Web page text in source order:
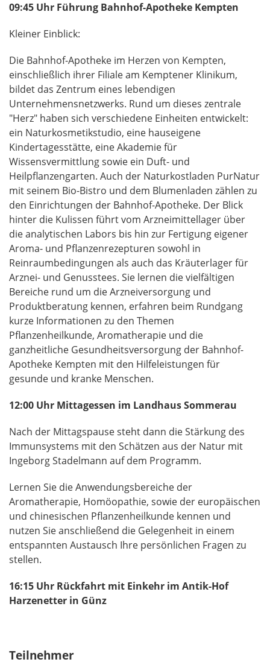
09:45 Uhr Führung Bahnhof-Apotheke Kempten
Kleiner Einblick:
Die Bahnhof-Apotheke im Herzen von Kempten,
einschließlich ihrer Filiale am Kemptener Klinikum,
bildet das Zentrum eines lebendigen
Unternehmensnetzwerks. Rund um dieses zentrale
"Herz" haben sich verschiedene Einheiten entwickelt:
ein Naturkosmetikstudio, eine hauseigene
Kindertagesstätte, eine Akademie für
Wissensvermittlung sowie ein Duft- und
Heilpflanzengarten. Auch der Naturkostladen PurNatur
mit seinem Bio-Bistro und dem Blumenladen zählen zu
den Einrichtungen der Bahnhof-Apotheke. Der Blick
hinter die Kulissen führt vom Arzneimittellager über
die analytischen Labors bis hin zur Fertigung eigener
Aroma- und Pflanzenrezepturen sowohl in
Reinraumbedingungen als auch das Kräuterlager für
Arznei- und Genusstees. Sie lernen die vielfältigen
Bereiche rund um die Arzneiversorgung und
Produktberatung kennen, erfahren beim Rundgang
kurze Informationen zu den Themen
Pflanzenheilkunde, Aromatherapie und die
ganzheitliche Gesundheitsversorgung der Bahnhof-
Apotheke Kempten mit den Hilfeleistungen für
gesunde und kranke Menschen.
12:00 Uhr Mittagessen im Landhaus Sommerau
Nach der Mittagspause steht dann die Stärkung des
Immunsystems mit den Schätzen aus der Natur mit
Ingeborg Stadelmann auf dem Programm.
Lernen Sie die Anwendungsbereiche der
Aromatherapie, Homöopathie, sowie der europäischen
und chinesischen Pflanzenheilkunde kennen und
nutzen Sie anschließend die Gelegenheit in einem
entspannten Austausch Ihre persönlichen Fragen zu
stellen.
16:15 Uhr Rückfahrt mit Einkehr im Antik-Hof
Harzenetter in Günz
Teilnehmer